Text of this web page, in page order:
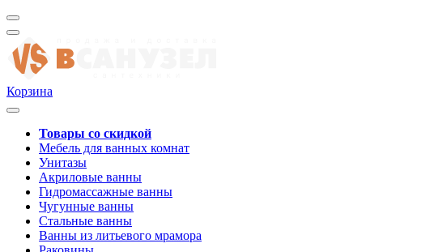
Корзина
Товары со скидкой
Мебель для ванных комнат
Унитазы
Акриловые ванны
Гидромассажные ванны
Чугунные ванны
Стальные ванны
Ванны из литьевого мрамора